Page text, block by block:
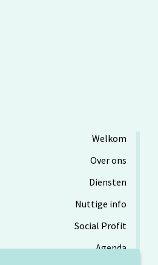
Welkom
Over ons
Diensten
Nuttige info
Social Profit
Agenda